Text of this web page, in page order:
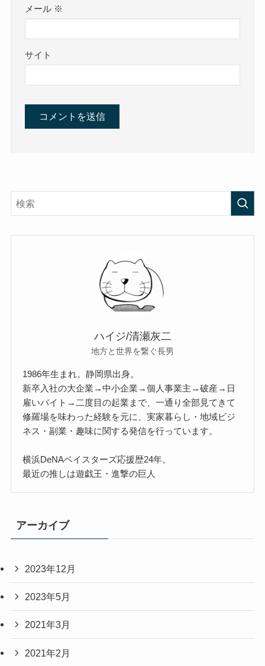
メール ※
サイト
ハイジ/清瀬灰二
地方と世界を繋ぐ長男
1986年生まれ。静岡県出身。
新卒入社の大企業→中小企業→個人事業主→破産→日
雇いバイト→二度目の起業まで、一通り全部見てきて
修羅場を味わった経験を元に、実家暮らし・地域ビジ
ネス・副業・趣味に関する発信を行っています。
横浜DeNAベイスターズ応援歴24年。
最近の推しは遊戯王・進撃の巨人
アーカイブ
2023年12月
2023年5月
2021年3月
2021年2月